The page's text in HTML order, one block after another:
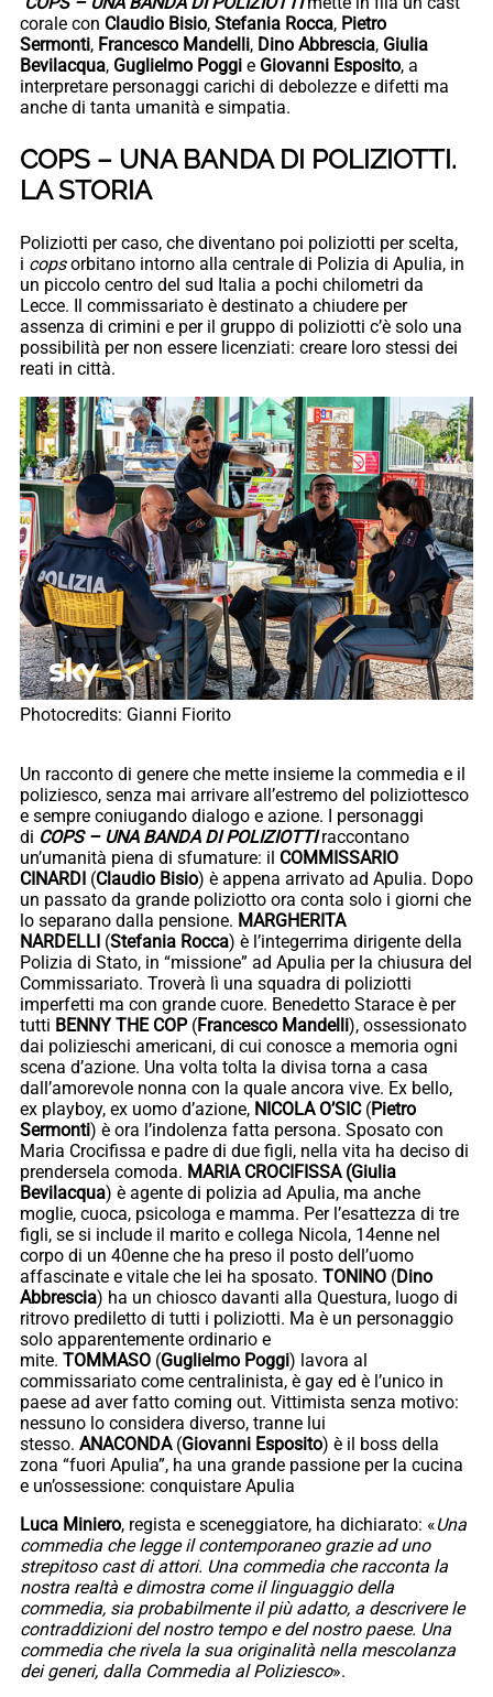
corale con Claudio Bisio, Stefania Rocca, Pietro
Sermonti, Francesco Mandelli, Dino Abbrescia, Giulia
Bevilacqua, Guglielmo Poggi e Giovanni Esposito, a
interpretare personaggi carichi di debolezze e difetti ma
anche di tanta umanità e simpatia.
COPS – UNA BANDA DI POLIZIOTTI.
LA STORIA
Poliziotti per caso, che diventano poi poliziotti per scelta,
i copsorbitano intorno alla centrale di Polizia di Apulia, in
un piccolo centro del sud Italia a pochi chilometri da
Lecce. Il commissariato è destinato a chiudere per
assenza di crimini e per il gruppo di poliziotti c’è solo una
possibilità per non essere licenziati: creare loro stessi dei
reati in città.
Photocredits: Gianni Fiorito
Un racconto di genere che mette insieme la commedia e il
poliziesco, senza mai arrivare all’estremo del poliziottesco
e sempre coniugando dialogo e azione. I personaggi
di COPS – UNA BANDA DI POLIZIOTTIraccontano
un’umanità piena di sfumature: il COMMISSARIO
CINARDI (Claudio Bisio) è appena arrivato ad Apulia. Dopo
un passato da grande poliziotto ora conta solo i giorni che
lo separano dalla pensione. MARGHERITA
NARDELLI (Stefania Rocca) è l’integerrima dirigente della
Polizia di Stato, in “missione” ad Apulia per la chiusura del
Commissariato. Troverà lì una squadra di poliziotti
imperfetti ma con grande cuore. Benedetto Starace è per
tutti BENNY THE COP(Francesco Mandelli), ossessionato
dai polizieschi americani, di cui conosce a memoria ogni
scena d’azione. Una volta tolta la divisa torna a casa
dall’amorevole nonna con la quale ancora vive. Ex bello,
ex playboy, ex uomo d’azione, NICOLA O’SIC (Pietro
Sermonti) è ora l’indolenza fatta persona. Sposato con
Maria Crocifissa e padre di due figli, nella vita ha deciso di
prendersela comoda. MARIA CROCIFISSA (Giulia
Bevilacqua) è agente di polizia ad Apulia, ma anche
moglie, cuoca, psicologa e mamma. Per l’esattezza di tre
figli, se si include il marito e collega Nicola, 14enne nel
corpo di un 40enne che ha preso il posto dell’uomo
affascinate e vitale che lei ha sposato. TONINO (Dino
Abbrescia) ha un chiosco davanti alla Questura, luogo di
ritrovo prediletto di tutti i poliziotti. Ma è un personaggio
solo apparentemente ordinario e
mite. TOMMASO (Guglielmo Poggi) lavora al
commissariato come centralinista, è gay ed è l’unico in
paese ad aver fatto coming out. Vittimista senza motivo:
nessuno lo considera diverso, tranne lui
stesso. ANACONDA(Giovanni Esposito) è il boss della
zona “fuori Apulia”, ha una grande passione per la cucina
e un’ossessione: conquistare Apulia
Luca Miniero, regista e sceneggiatore, ha dichiarato: «Una
commedia che legge il contemporaneo grazie ad uno
strepitoso cast di attori. Una commedia che racconta la
nostra realtà e dimostra come il linguaggio della
commedia, sia probabilmente il più adatto, a descrivere le
contraddizioni del nostro tempo e del nostro paese. Una
commedia che rivela la sua originalità nella mescolanza
dei generi, dalla Commedia al Poliziesco».